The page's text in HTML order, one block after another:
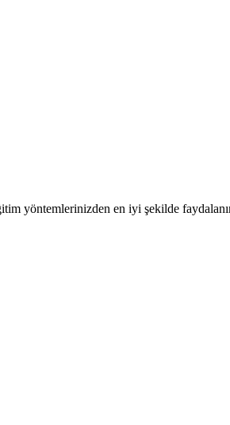
yöntemlerinizden en iyi şekilde